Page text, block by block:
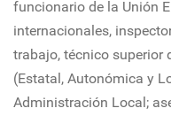
funcionario de la Unión
internacionales,
trabajo, técnico superior
(Estatal, Autonómica y
Administración Local;